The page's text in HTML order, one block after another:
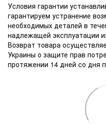
Условия гарантии
гарантируем устранение
необходимых деталей в
надлежащей эксплуатации
Возврат товара
Украины о защите прав
протяжении 14 дней со дня